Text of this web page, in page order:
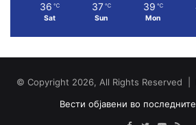
36 ℃
Sat
37 ℃
Sun
39 ℃
Mon
© Copyright 2026, All Rights Reserved |
Вести објавени во